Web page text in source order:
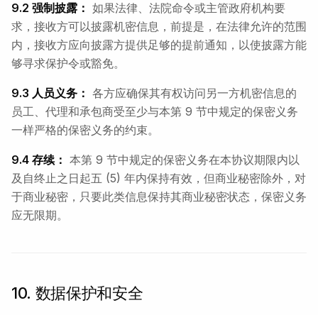
9.2 强制披露： 如果法律、法院命令或主管政府机构要
求，接收方可以披露机密信息，前提是，在法律允许的范围
内，接收方应向披露方提供足够的提前通知，以使披露方能
够寻求保护令或豁免。
9.3 人员义务： 各方应确保其有权访问另一方机密信息的
员工、代理和承包商受至少与本第 9 节中规定的保密义务
一样严格的保密义务的约束。
9.4 存续： 本第 9 节中规定的保密义务在本协议期限内以
及自终止之日起五 (5) 年内保持有效，但商业秘密除外，对
于商业秘密，只要此类信息保持其商业秘密状态，保密义务
应无限期。
10. 数据保护和安全